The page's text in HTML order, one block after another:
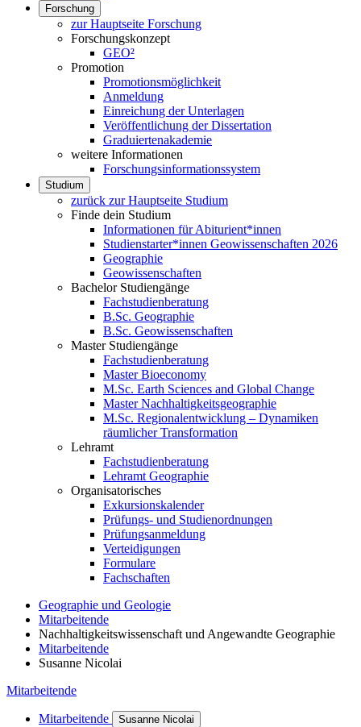
Forschung
zur Hauptseite Forschung
Forschungskonzept
GEO²
Promotion
Promotionsmöglichkeit
Anmeldung
Einreichung der Unterlagen
Veröffentlichung der Dissertation
Graduiertenakademie
weitere Informationen
Forschungsinformationssystem
Studium
zurück zur Hauptseite Studium
Finde dein Studium
Informationen für Abiturient*innen
Studienstarter*innen Geowissenschaften 2026
Geographie
Geowissenschaften
Bachelor Studiengänge
Fachstudienberatung
B.Sc. Geographie
B.Sc. Geowissenschaften
Master Studiengänge
Fachstudienberatung
Master Bioeconomy
M.Sc. Earth Sciences and Global Change
Master Nachhaltigkeitsgeographie
M.Sc. Regionalentwicklung – Dynamiken
räumlicher Transformation
Lehramt
Fachstudienberatung
Lehramt Geographie
Organisatorisches
Exkursionskalender
Prüfungs- und Studienordnungen
Prüfungsanmeldung
Verteidigungen
Formulare
Fachschaften
Geographie und Geologie
Mitarbeitende
Nachhaltigkeitswissenschaft und Angewandte Geographie
Mitarbeitende
Susanne Nicolai
Mitarbeitende
Mitarbeitende Susanne Nicolai